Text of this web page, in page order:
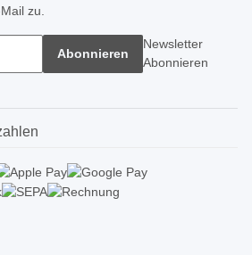
zu.
Abonnieren
Newsletter
Abonnieren